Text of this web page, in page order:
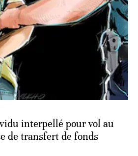
interpellé pour vol au
de transfert de fonds